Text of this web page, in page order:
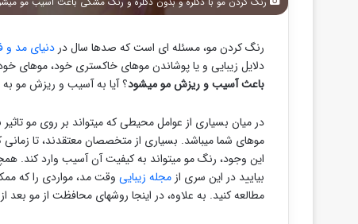
رنگ کردن مو، مسئله ای است که صدها سال در دنیای مد
دلایل زیبایی و یا پوشاندن موهای خاکستری خود، موهای
باعث آسیب و ریزش مو میشود؟ آیا به آسیب و ریزش مو
در میان بسیاری از عوامل محیطی که میتواند بر روی مو
موهای شما میباشد. بسیاری از متخصصان معتقدند، تا
این وجود، رنگ مو میتواند به کیفیت آن آسیب وارد کند.
بیایید در این سری از مجله زیبایی وقت مد، مواردی را که
مطالعه کنید. به علاوه، در اینجا روشهای محافظت از مو بعد